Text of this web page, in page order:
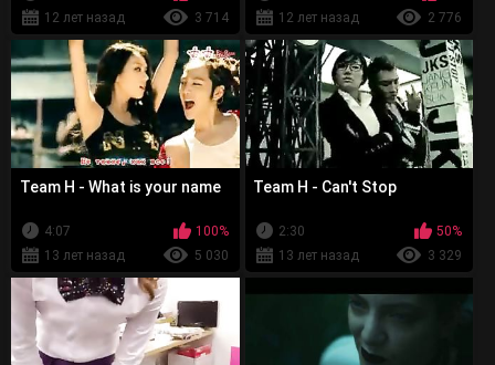
12 лет назад
3 714
12 лет назад
2 776
Team H - What is your name
4:07
100%
13 лет назад
5 030
Team H - Can't Stop
2:30
50%
13 лет назад
3 329